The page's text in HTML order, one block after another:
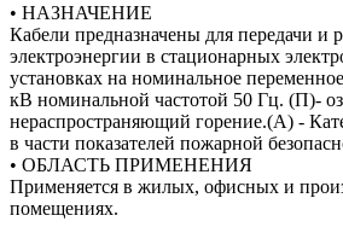
• НАЗНАЧЕНИЕ
Кабели предназначены для передачи и
электроэнергии в стационарных
установках на номинальное
кВ номинальной частотой 50 Гц. (П)-
нераспространяющий горение.(А) -
в части показателей пожарной
• ОБЛАСТЬ ПРИМЕНЕНИЯ
Применяется в жилых, офисных и
помещениях.